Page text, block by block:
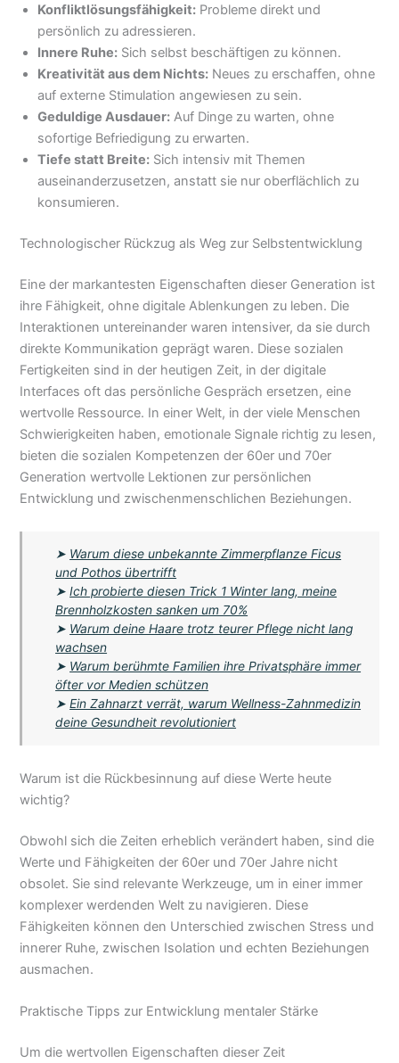
Konfliktlösungsfähigkeit: Probleme direkt und
persönlich zu adressieren.
Innere Ruhe: Sich selbst beschäftigen zu können.
Kreativität aus dem Nichts: Neues zu erschaffen, ohne
auf externe Stimulation angewiesen zu sein.
Geduldige Ausdauer: Auf Dinge zu warten, ohne
sofortige Befriedigung zu erwarten.
Tiefe statt Breite: Sich intensiv mit Themen
auseinanderzusetzen, anstatt sie nur oberflächlich zu
konsumieren.
Technologischer Rückzug als Weg zur Selbstentwicklung
Eine der markantesten Eigenschaften dieser Generation ist
ihre Fähigkeit, ohne digitale Ablenkungen zu leben. Die
Interaktionen untereinander waren intensiver, da sie durch
direkte Kommunikation geprägt waren. Diese sozialen
Fertigkeiten sind in der heutigen Zeit, in der digitale
Interfaces oft das persönliche Gespräch ersetzen, eine
wertvolle Ressource. In einer Welt, in der viele Menschen
Schwierigkeiten haben, emotionale Signale richtig zu lesen,
bieten die sozialen Kompetenzen der 60er und 70er
Generation wertvolle Lektionen zur persönlichen
Entwicklung und zwischenmenschlichen Beziehungen.
➤ Warum diese unbekannte Zimmerpflanze Ficus
und Pothos übertrifft
➤Ich probierte diesen Trick 1 Winter lang, meine
Brennholzkosten sanken um 70%
➤ Warum deine Haare trotz teurer Pflege nicht lang
wachsen
➤ Warum berühmte Familien ihre Privatsphäre immer
öfter vor Medien schützen
➤Ein Zahnarzt verrät, warum Wellness-Zahnmedizin
deine Gesundheit revolutioniert
Warum ist die Rückbesinnung auf diese Werte heute
wichtig?
Obwohl sich die Zeiten erheblich verändert haben, sind die
Werte und Fähigkeiten der 60er und 70er Jahre nicht
obsolet. Sie sind relevante Werkzeuge, um in einer immer
komplexer werdenden Welt zu navigieren. Diese
Fähigkeiten können den Unterschied zwischen Stress und
innerer Ruhe, zwischen Isolation und echten Beziehungen
ausmachen.
Praktische Tipps zur Entwicklung mentaler Stärke
Um die wertvollen Eigenschaften dieser Zeit